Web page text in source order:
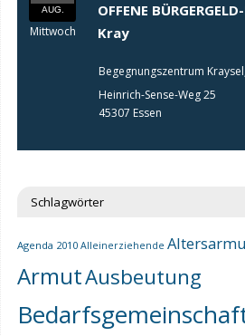
AUG.
Mittwoch
OFFENE
Kray
Begegnungszentrum
Heinrich-Sense-Weg 25
45307 Essen
Schlagwörter
Agenda 2010 Alleinerziehende
ArmutAusbeutung